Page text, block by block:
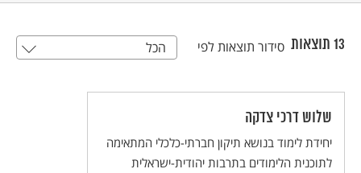
כל האתר
13 תוצאות סידור תוצאות לפי הכל
שלוש דרכי צדקה
יחידת לימוד בנושא תיקון חברתי-כלכלי המתאימה
לתוכנית הלימודים בתרבות יהודית-ישראלית